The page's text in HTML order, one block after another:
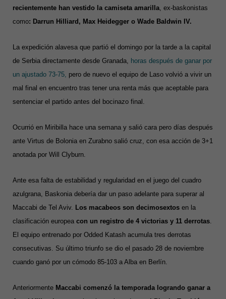
recientemente han vestido la camiseta amarilla , ex-baskonistas
como: Darrun Hilliard, Max Heidegger o Wade Baldwin IV.
La expedición alavesa que partió el domingo por la tarde a la capital
de Serbia directamente desde Granada,
horas después de ganar por
un ajustado 73-75, pero de nuevo el equipo de Laso volvió a vivir un
mal final en encuentro tras tener una renta más que aceptable para
sentenciar el partido antes del bocinazo final.
Ocurrió en Miribilla hace una semana y salió cara pero días después
ante Virtus de Bolonia en Zurabno salió cruz, con esa acción de 3+1
anotada por Will Clyburn.
Ante esa falta de estabilidad y regularidad en el juego del cuadro
azulgrana, Baskonia debería dar un paso adelante para superar al
Maccabi de Tel Aviv.
Los macabeos son decimosextos en la
clasificación europea con un registro de 4 victorias y 11 derrotas
El equipo entrenado por Odded Katash acumula tres derrotas
consecutivas. Su último triunfo se dio el pasado 28 de noviembre
cuando ganó por un cómodo 85-103 a Alba en Berlín.
Anteriormente Maccabi comenzó la temporada logrando ganar a